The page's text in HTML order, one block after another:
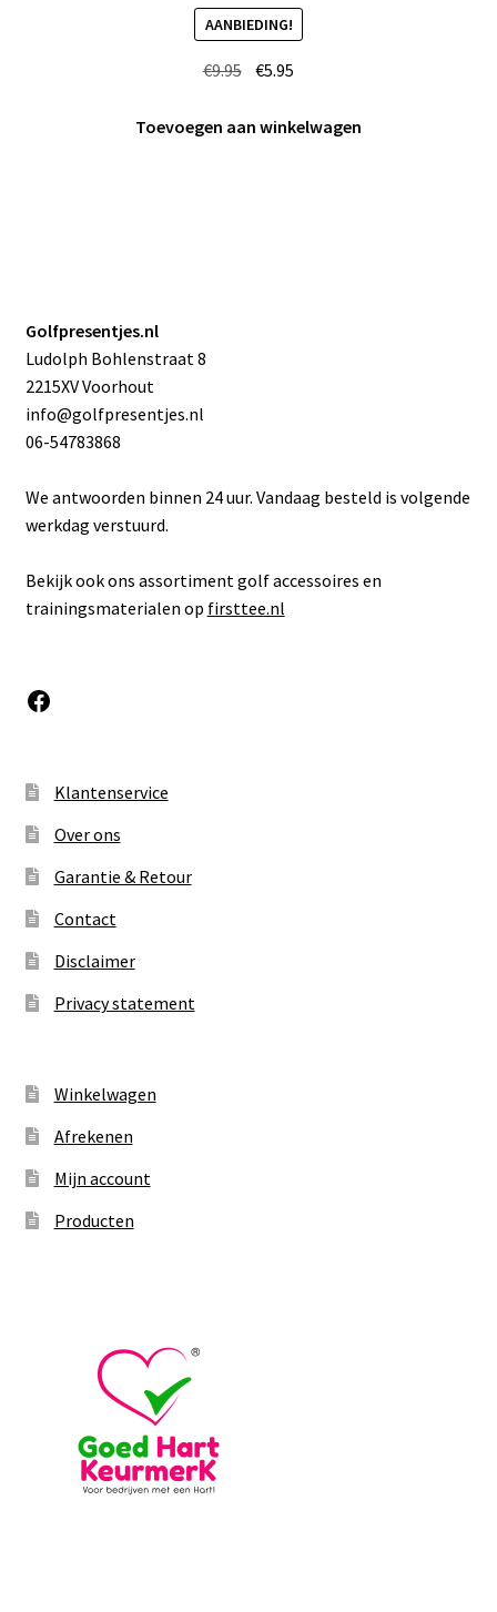
AANBIEDING!
€9.95 Oorspronkelijke
was:
€5.95
is:
Toevoegen aan winkelwagen
Golfpresentjes.nl
Ludolph Bohlenstraat 8
2215XV Voorhout
info@golfpresentjes.nl
06-54783868
We antwoorden binnen 24 uur. Vandaag besteld is volgende
werkdag verstuurd.
Bekijk ook ons assortiment golf accessoires en
trainingsmaterialen op firsttee.nl
Facebook
Klantenservice
Over ons
Garantie & Retour
Contact
Disclaimer
Privacy statement
Winkelwagen
Afrekenen
Mijn account
Producten